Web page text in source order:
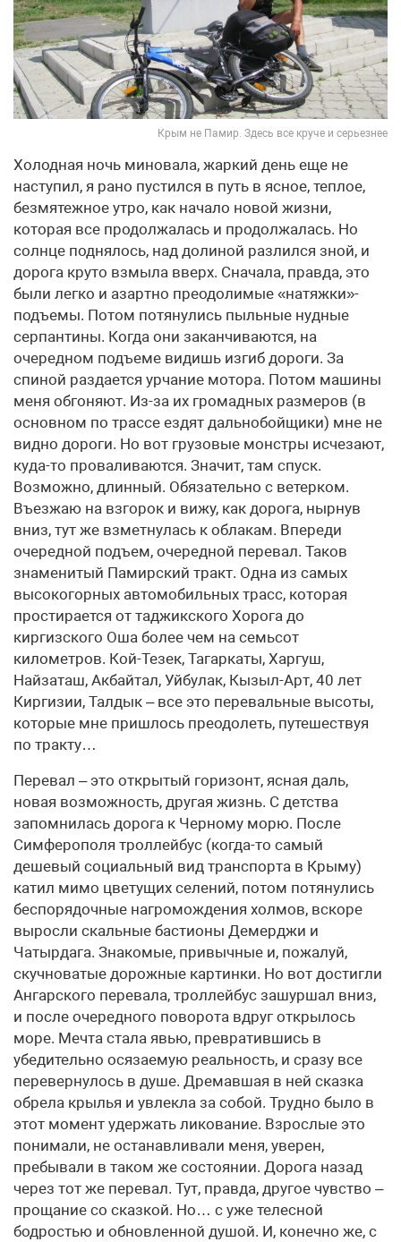
Крым не Памир. Здесь все круче и серьезнее
Холодная ночь миновала, жаркий день еще не
наступил, я рано пустился в путь в ясное, теплое,
безмятежное утро, как начало новой жизни,
которая все продолжалась и продолжалась. Но
солнце поднялось, над долиной разлился зной, и
дорога круто взмыла вверх. Сначала, правда, это
были легко и азартно преодолимые «натяжки»-
подъемы. Потом потянулись пыльные нудные
серпантины. Когда они заканчиваются, на
очередном подъеме видишь изгиб дороги. За
спиной раздается урчание мотора. Потом машины
меня обгоняют. Из-за их громадных размеров (в
основном по трассе ездят дальнобойщики) мне не
видно дороги. Но вот грузовые монстры исчезают,
куда-то проваливаются. Значит, там спуск.
Возможно, длинный. Обязательно с ветерком.
Въезжаю на взгорок и вижу, как дорога, нырнув
вниз, тут же взметнулась к облакам. Впереди
очередной подъем, очередной перевал. Таков
знаменитый Памирский тракт. Одна из самых
высокогорных автомобильных трасс, которая
простирается от таджикского Хорога до
киргизского Оша более чем на семьсот
километров. Кой-Тезек, Тагаркаты, Харгуш,
Найзаташ, Акбайтал, Уйбулак, Кызыл-Арт, 40 лет
Киргизии, Талдык – все это перевальные высоты,
которые мне пришлось преодолеть, путешествуя
по тракту…
Перевал – это открытый горизонт, ясная даль,
новая возможность, другая жизнь. С детства
запомнилась дорога к Черному морю. После
Симферополя троллейбус (когда-то самый
дешевый социальный вид транспорта в Крыму)
катил мимо цветущих селений, потом потянулись
беспорядочные нагромождения холмов, вскоре
выросли скальные бастионы Демерджи и
Чатырдага. Знакомые, привычные и, пожалуй,
скучноватые дорожные картинки. Но вот достигли
Ангарского перевала, троллейбус зашуршал вниз,
и после очередного поворота вдруг открылось
море. Мечта стала явью, превратившись в
убедительно осязаемую реальность, и сразу все
перевернулось в душе. Дремавшая в ней сказка
обрела крылья и увлекла за собой. Трудно было в
этот момент удержать ликование. Взрослые это
понимали, не останавливали меня, уверен,
пребывали в таком же состоянии. Дорога назад
через тот же перевал. Тут, правда, другое чувство –
прощание со сказкой. Но… с уже телесной
бодростью и обновленной душой. И, конечно же, с